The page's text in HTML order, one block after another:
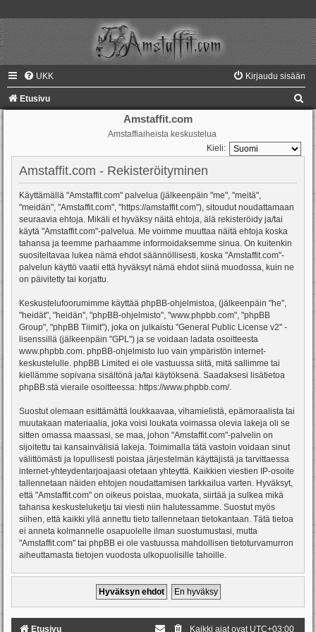
UKK Kirjaudu sisään
Etusivu
Amstaffit.com
Amstaffiaiheista keskustelua
Kieli:
Amstaffit.com - Rekisteröityminen
Käyttämällä "Amstaffit.com" palvelua (jälkeenpäin "me", "meitä",
"meidän", "Amstaffit.com", "https://amstaffit.com"), sitoudut noudattamaan
seuraavia ehtoja. Mikäli et hyväksy näitä ehtoja, älä rekisteröidy ja/tai
käytä "Amstaffit.com"-palvelua. Me voimme muuttaa näitä ehtoja koska
tahansa ja teemme parhaamme informoidaksemme sinua. On kuitenkin
suositeltavaa lukea nämä ehdot säännöllisesti, koska "Amstaffit.com"-
palvelun käyttö vaatii että hyväksyt nämä ehdot siinä muodossa, kuin ne
on päivitetty tai korjattu.
Keskustelufoorumimme käyttää phpBB-ohjelmistoa, (jälkeenpäin "he",
"heidät", "heidän", "phpBB-ohjelmisto", "www.phpbb.com", "phpBB
Group", "phpBB Tiimit"), joka on julkaistu "General Public License v2" -
lisenssillä (jälkeenpäin "GPL") ja se voidaan ladata osoitteesta
www.phpbb.com. phpBB-ohjelmisto luo vain ympäristön internet-
keskustelulle. phpBB Limited ei ole vastuussa siitä, mitä sallimme tai
kiellämme sopivana sisältönä ja/tai käytöksenä. Saadaksesi lisätietoa
phpBB:stä vieraile osoitteessa: https://www.phpbb.com/.
Suostut olemaan esittämättä loukkaavaa, vihamielistä, epämoraalista tai
muutakaan materiaalia, joka voisi loukata voimassa olevia lakeja oli se
sitten omassa maassasi, se maa, johon "Amstaffit.com"-palvelin on
sijoitettu tai kansainvälisiä lakeja. Toimimalla tätä vastoin voidaan sinut
välittömästi ja lopullisesti poistaa järjestelmän käyttäjistä ja tarvittaessa
internet-yhteydentarjoajaasi otetaan yhteyttä. Kaikkien viestien IP-osoite
tallennetaan näiden ehtojen noudattamisen tarkkailua varten. Hyväksyt,
että "Amstaffit.com" on oikeus poistaa, muokata, siirtää ja sulkea mikä
tahansa keskusteluketju tai viesti niin halutessamme. Suostut myös
siihen, että kaikki yllä annettu tieto tallennetaan tietokantaan. Tätä tietoa
ei anneta kolmannelle osapuolelle ilman suostumustasi, mutta
"Amstaffit.com" tai phpBB ei ole vastuussa mahdollisen tietoturvamurron
aiheuttamasta tietojen vuodosta ulkopuolisille tahoille.
Etusivu Kaikki ajat ovat UTC+03:00